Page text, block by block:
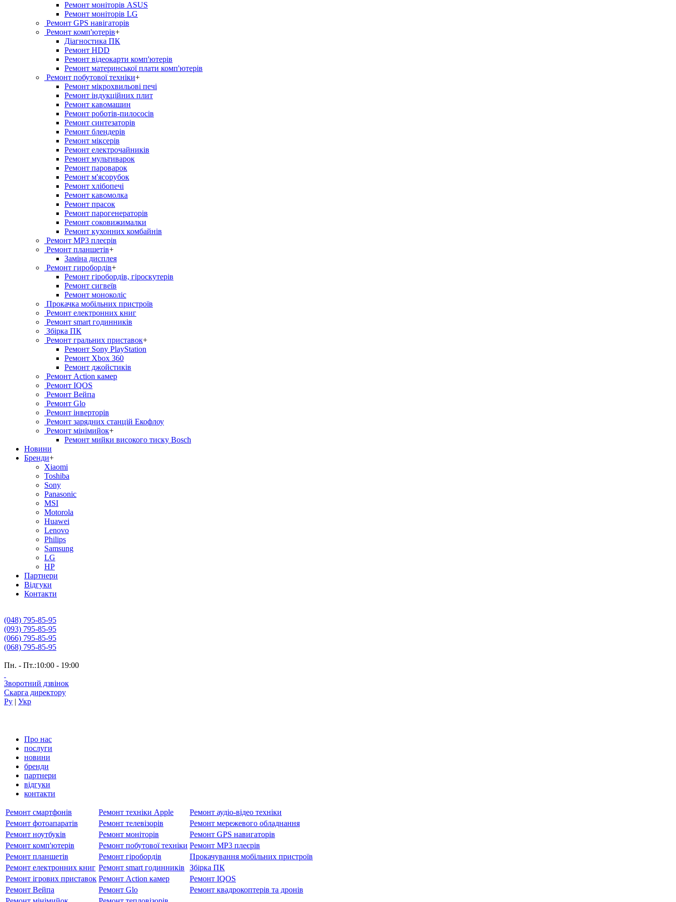
Ремонт моніторів ASUS
Ремонт моніторів LG
Ремонт GPS навігаторів
Ремонт комп'ютерів+
Діагностика ПК
Ремонт HDD
Ремонт відеокарти комп'ютерів
Ремонт материнської плати комп'ютерів
Ремонт побутової техніки+
Ремонт мікрохвильові печі
Ремонт індукційних плит
Ремонт кавомашин
Ремонт роботів-пилососів
Ремонт синтезаторів
Ремонт блендерiв
Ремонт мiксерiв
Ремонт електрочайників
Ремонт мультиварок
Ремонт пароварок
Ремонт м'ясорубок
Ремонт хлiбопечi
Ремонт кавомолка
Ремонт прасок
Ремонт парогенераторiв
Ремонт соковижималки
Ремонт кухонних комбайнів
Ремонт MP3 плеєрів
Ремонт планшетів+
Заміна дисплея
Ремонт гиробордiв+
Ремонт гіробордів, гіроскутерів
Ремонт сигвеїв
Ремонт моноколіс
Прокачка мобільних пристроїв
Ремонт електронних книг
Ремонт smart годинників
Збірка ПК
Ремонт гральних приставок+
Ремонт Sony PlayStation
Ремонт Xbox 360
Ремонт джойстиків
Ремонт Action камер
Ремонт IQOS
Ремонт Вейпа
Ремонт Glo
Ремонт інверторів
Ремонт зарядних станцій Екофлоу
Ремонт мiнiмийок+
Ремонт мийки високого тиску Bosch
Новини
Бренди+
Xiaomi
Toshiba
Sony
Panasonic
MSI
Motorola
Huawei
Lenovo
Philips
Samsung
LG
HP
Партнери
Вiдгуки
Контакти
(048) 795-85-95
(093) 795-85-95
(066) 795-85-95
(068) 795-85-95
Пн. - Пт.:10:00 - 19:00
Зворотний дзвінок
Скарга директору
Ру | Укр
Про нас
послуги
новини
бренди
партнери
вiдгуки
контакти
Ремонт смартфонів Ремонт техніки Apple
Ремонт аудіо-відео техніки
Ремонт фотоапаратів
Ремонт телевізорів
Ремонт мережевого обладнання
Ремонт ноутбуків
Ремонт моніторів
Ремонт GPS навигаторів
Ремонт комп'ютерів
Ремонт побутової техніки Ремонт MP3 плеєрів
Ремонт планшетів
Ремонт гіробордів
Прокачування мобільних пристроїв
Ремонт електронних книг Ремонт smart годинників
Збірка ПК
Ремонт ігрових приставок Ремонт Action камер
Ремонт IQOS
Ремонт Вейпа
Ремонт Glo
Ремонт квадрокоптерів та дронів